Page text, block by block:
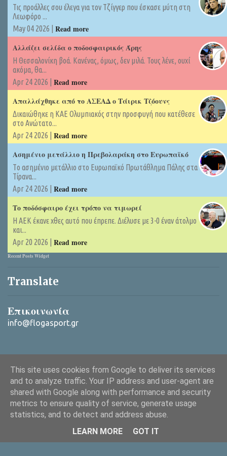
Τις προάλλες σου έλεγα για τον Τζίγγερ που έσκασε μύτη στη
Λεωφόρο ...
May 04 2026 | Read more
Αλλάζει σελίδα ο ποδοσφαιρικός Άρης
Η Θεσσαλονίκη βοά. Κανένας, όμως, δεν μιλά. Τους λένε, ουχί
ακόμα, θα...
Apr 24 2026 | Read more
Απαλλάχθηκε από το ΑΣΕΑΔ ο Τάιρικ Τζόουνς
Δικαιώθηκε η ΚΑΕ Ολυμπιακός στην προσφυγή που κατέθεσε
στο Ανώτατο...
Apr 24 2026 | Read more
Ασημένιο μετάλλιο η Πρεβολαράκη στο Ευρωπαϊκό
Tο ασημένιο μετάλλιο στο Ευρωπαϊκό Πρωτάθλημα Πάλης στα
Τίρανα...
Apr 24 2026 | Read more
Το ποδόσφαιρο έχει τρόπο να τιμωρεί
Η ΑΕΚ έκανε χθες αυτό που έπρεπε. Διέλυσε με 3-0 έναν άτολμο
και...
Apr 20 2026 | Read more
Recent Posts Widget
Translate
Επικοινωνία
info@flogasport.gr
Από το Blogger
Copyright © 2025 ΦλόγαSport (flogasport.gr), All rights reserved
This site uses cookies from Google to deliver its services
and to analyze traffic. Your IP address and user-agent are
shared with Google along with performance and security
metrics to ensure quality of service, generate usage
statistics, and to detect and address abuse.
LEARN MORE
GOT IT